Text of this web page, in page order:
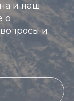
и наш
о
вопросы и